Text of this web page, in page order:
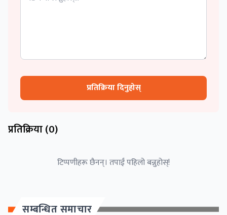
प्रतिक्रिया दिनुहोस्
प्रतिक्रिया (0)
टिप्पणीहरू छैनन्। तपाईं पहिलो बन्नुहोस्!
सम्बन्धित समाचार